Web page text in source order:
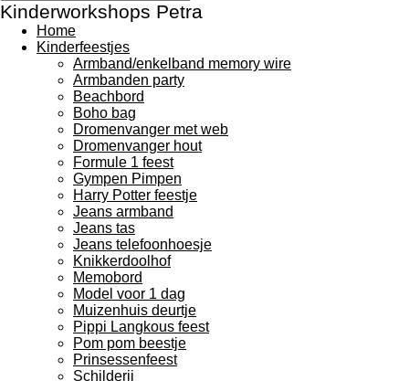
Kinderworkshops Petra
Home
Kinderfeestjes
Armband/enkelband memory wire
Armbanden party
Beachbord
Boho bag
Dromenvanger met web
Dromenvanger hout
Formule 1 feest
Gympen Pimpen
Harry Potter feestje
Jeans armband
Jeans tas
Jeans telefoonhoesje
Knikkerdoolhof
Memobord
Model voor 1 dag
Muizenhuis deurtje
Pippi Langkous feest
Pom pom beestje
Prinsessenfeest
Schilderij